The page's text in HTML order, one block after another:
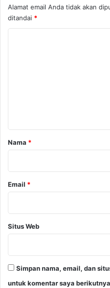
Alamat email Anda tidak akan
ditandai *
r
Nama *
Email *
Situs Web
Simpan nama, email, dan
untuk komentar saya